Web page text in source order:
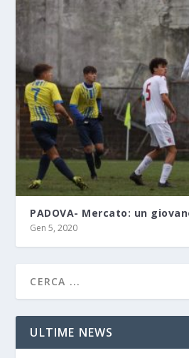
PADOVA- Mercato: un
Gen 5, 2020
ULTIME NEWS